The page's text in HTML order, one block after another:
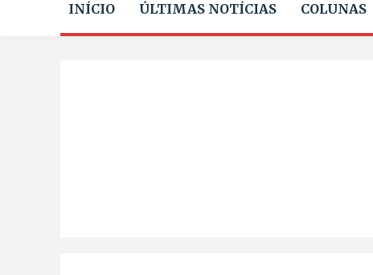
INÍCIO ÚLTIMAS NOTÍCIAS COLUNAS